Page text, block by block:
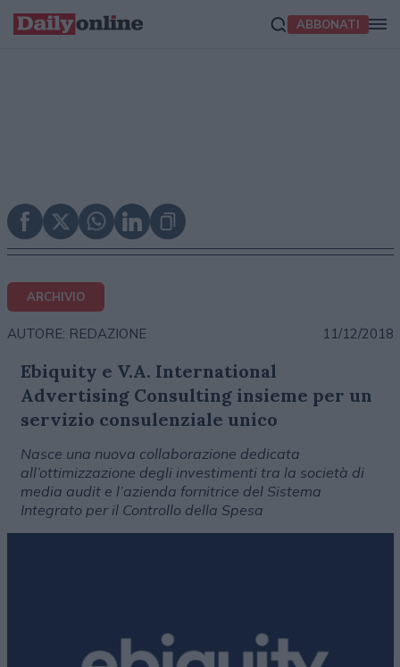
ABBONATI
ARCHIVIO
AUTORE: REDAZIONE 11/12/2018
Ebiquity e V.A. International
Advertising Consulting insieme per un
servizio consulenziale unico
Nasce una nuova collaborazione dedicata
all’ottimizzazione degli investimenti tra la società di
media audit e l’azienda fornitrice del Sistema
Integrato per il Controllo della Spesa